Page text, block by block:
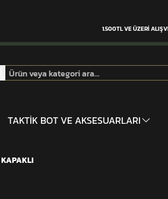
1.500TL VE ÜZERİ
TAKTİK BOT VE AKSESUARLARI
KAPAKLI